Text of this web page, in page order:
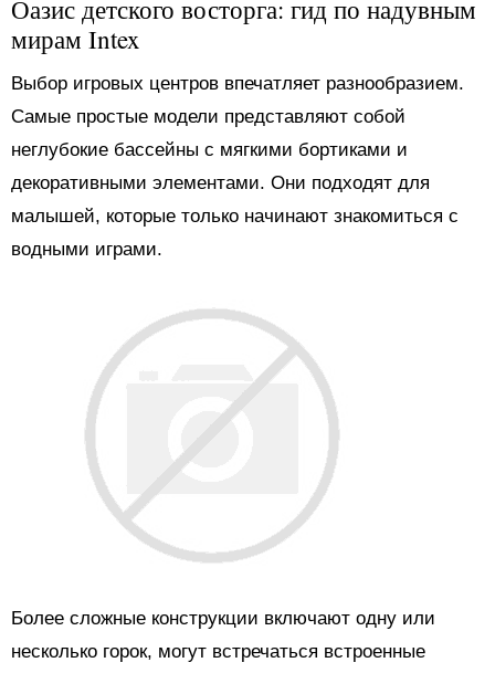
Оазис детского восторга: гид по надувным
мирам Intex
Выбор игровых центров впечатляет разнообразием.
Самые простые модели представляют собой
неглубокие бассейны с мягкими бортиками и
декоративными элементами. Они подходят для
малышей, которые только начинают знакомиться с
водными играми.
Более сложные конструкции включают одну или
несколько горок, могут встречаться встроенные